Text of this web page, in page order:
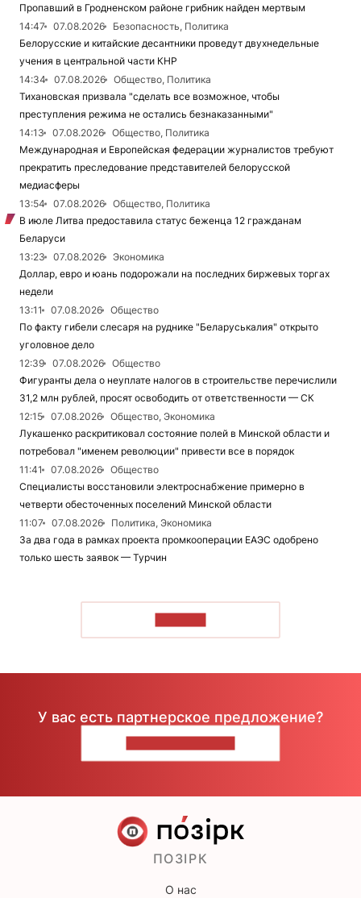
Пропавший в Гродненском районе грибник найден мертвым
14:47
07.08.2026
Безопасность, Политика
Белорусские и китайские десантники проведут двухнедельные
учения в центральной части КНР
14:34
07.08.2026
Общество, Политика
Тихановская призвала "сделать все возможное, чтобы
преступления режима не остались безнаказанными"
14:13
07.08.2026
Общество, Политика
Международная и Европейская федерации журналистов требуют
прекратить преследование представителей белорусской
медиасферы
13:54
07.08.2026
Общество, Политика
В июле Литва предоставила статус беженца 12 гражданам
Беларуси
13:23
07.08.2026
Экономика
Доллар, евро и юань подорожали на последних биржевых торгах
недели
13:11
07.08.2026
Общество
По факту гибели слесаря на руднике "Беларуськалия" открыто
уголовное дело
12:39
07.08.2026
Общество
Фигуранты дела о неуплате налогов в строительстве перечислили
31,2 млн рублей, просят освободить от ответственности — СК
12:15
07.08.2026
Общество, Экономика
Лукашенко раскритиковал состояние полей в Минской области и
потребовал "именем революции" привести все в порядок
11:41
07.08.2026
Общество
Специалисты восстановили электроснабжение примерно в
четверти обесточенных поселений Минской области
11:07
07.08.2026
Политика, Экономика
За два года в рамках проекта промкооперации ЕАЭС одобрено
только шесть заявок — Турчин
У вас есть партнерское предложение?
ПОЗІРК
О нас